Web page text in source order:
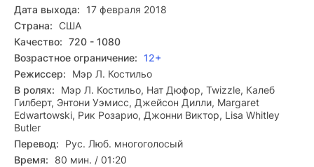
Дата выхода:
17 февраля 2018
Страна: США
Качество: 720 - 1080
Возрастное ограничение: 12+
Режиссер:
Мэр Л. Костильо
В ролях:
Мэр Л. Костильо, Нат Дюфор, Twizzle, Калеб
Гилберт, Энтони Уэмисс, Джейсон Дилли, Margaret
Edwartowski, Рик Розарио, Джонни Виктор, Lisa Whitley
Butler
Перевод:
Рус. Люб. многоголосый
Время:
80 мин. / 01:20